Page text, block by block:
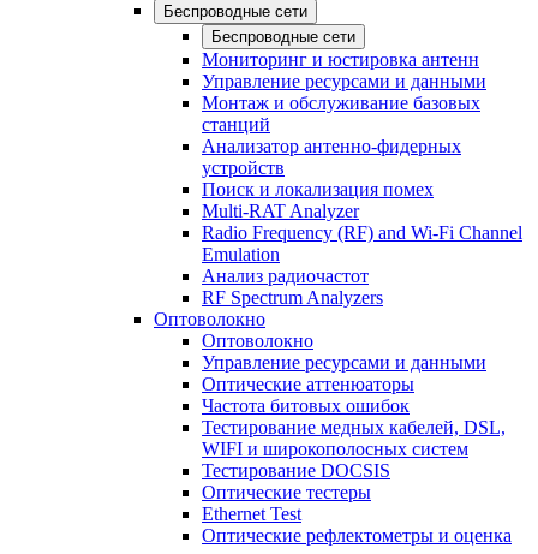
Беспроводные сети
Беспроводные сети
Мониторинг и юстировка антенн
Управление ресурсами и данными
Монтаж и обслуживание базовых
станций
Анализатор антенно-фидерных
устройств
Поиск и локализация помех
Multi-RAT Analyzer
Radio Frequency (RF) and Wi-Fi Channel
Emulation
Анализ радиочастот
RF Spectrum Analyzers
Оптоволокно
Оптоволокно
Управление ресурсами и данными
Оптические aттенюаторы
Частота битовых ошибок
Тестирование медных кабелей, DSL,
WIFI и широкополосных систем
Тестирование DOCSIS
Оптические тестеры
Ethernet Test
Оптические рефлектометры и оценка